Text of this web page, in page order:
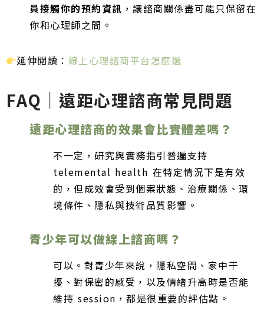
員接觸你的預約資訊 ，讓諮商關係盡可能只保留在
你和心理師之間。
延伸閱讀： 線上心理諮商平台怎麼選
FAQ｜遠距心理諮商常見問題
遠距心理諮商的效果會比實體差嗎？
不一定，研究與實務指引普遍支持
telemental health 在特定情況下是有效
的，但成效會受到個案狀態、治療關係、環
境條件、隱私與技術品質影響。
青少年可以做線上諮商嗎？
可以。對青少年來說，隱私空間、家中干
擾、對保密的感受，以及情緒升高時是否能
維持 session，都是很重要的評估點。